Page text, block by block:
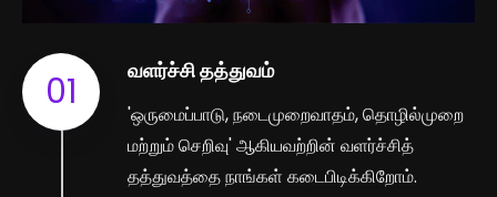
01 வளர்ச்சி தத்துவம்
'ஒருமைப்பாடு, நடைமுறைவாதம், தொழில்முறை
மற்றும் செறிவு' ஆகியவற்றின் வளர்ச்சித்
தத்துவத்தை நாங்கள் கடைபிடிக்கிறோம்.